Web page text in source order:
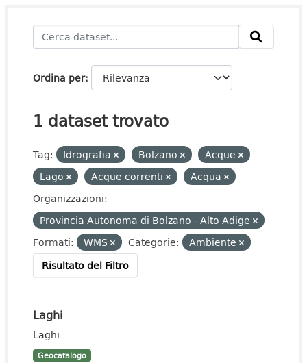
Ordina per
1 dataset trovato
Tag: Idrografia Bolzano
Acque
Lago
Acque correnti
Acqua
Organizzazioni:
Provincia Autonoma di Bolzano - Alto Adige
Formati:
WMS Categorie:
Ambiente
Risultato del Filtro
Laghi
Laghi
Geocatalogo